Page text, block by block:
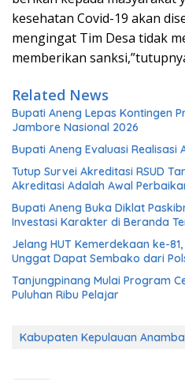
kesehatan Covid-19 akan
mengingat Tim Desa tidak
memberikan
Related News
Bupati Aneng Lepas Kontingen
Jambore Nasional 2026
Bupati Aneng Evaluasi Realisasi
Tutup Survei Akreditasi RSUD
Akreditasi Adalah Awal
Bupati Aneng Buka Diklat
Investasi Karakter di Beranda
Jelang HUT Kemerdekaan ke-
Unggat Dapat Sembako dari
Tanjungpinang Mulai Program
Puluhan Ribu Pelajar
Kabupaten Kepulauan